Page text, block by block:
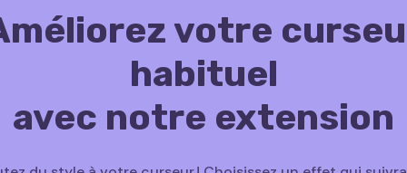
votre
habituel
avec notre extension